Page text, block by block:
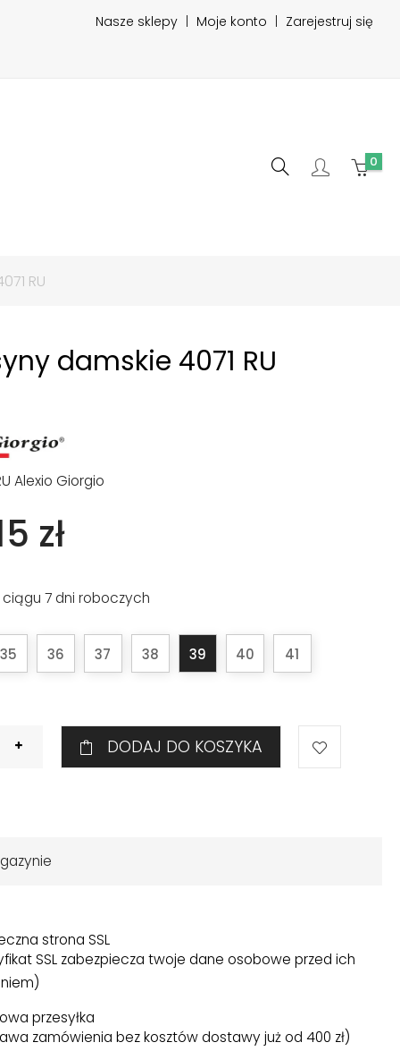
Nasze sklepy Moje konto Zarejestruj się
0
RU
damskie 4071 RU
Alexio Giorgio
zł
7 dni roboczych
35 36 37 38 39 40 41
DODAJ DO KOSZYKA
strona SSL
SSL zabezpiecza twoje dane osobowe przed ich
przesyłka
zamówienia bez kosztów dostawy już od 400 zł)